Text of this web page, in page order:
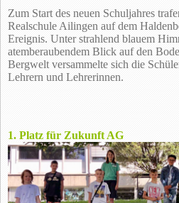
Zum Start des neuen Schuljahres
Realschule Ailingen auf dem
Ereignis. Unter strahlend blauem
atemberaubendem Blick auf den
Bergwelt versammelte sich die
Lehrern und Lehrerinnen.
1. Platz für Zukunft AG